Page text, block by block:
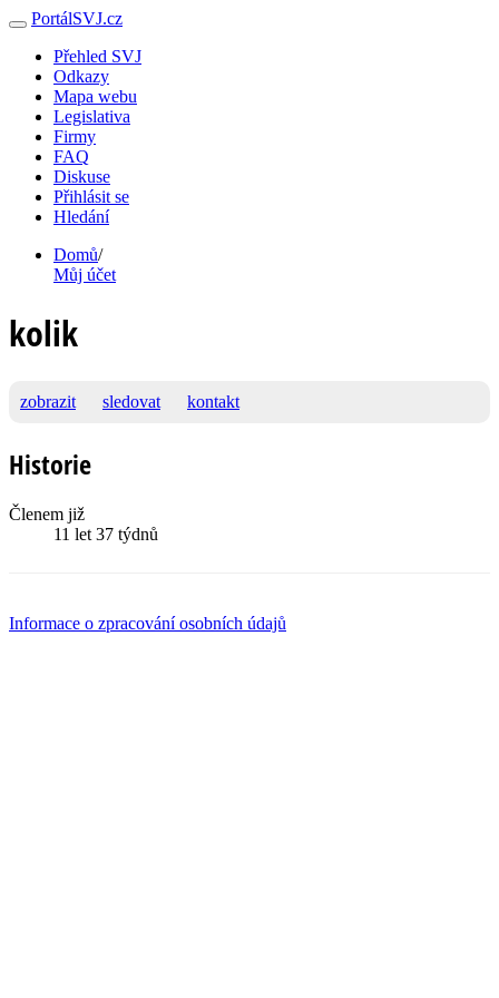
PortálSVJ.cz
Přehled SVJ
Odkazy
Mapa webu
Legislativa
Firmy
FAQ
Diskuse
Přihlásit se
Hledání
Domů/
Můj účet
kolik
zobrazit sledovat kontakt
Historie
Členem již
11 let 37 týdnů
Informace o zpracování osobních údajů